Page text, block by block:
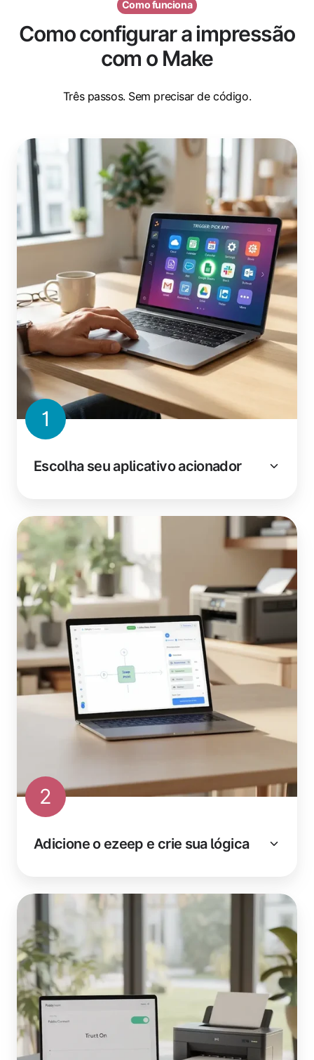
Como funciona
Como configurar a impressão
com o Make
Três passos. Sem precisar de código.
1
Escolha seu aplicativo acionador
2
Adicione o ezeep e crie sua lógica